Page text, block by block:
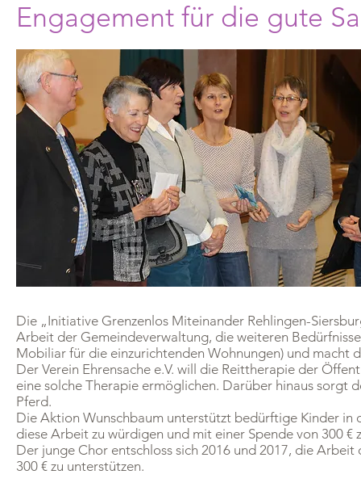
Engagement für die gute
Die „Initiative Grenzenlos Miteinander Rehlingen-
Arbeit der Gemeindeverwaltung, die weiteren
Mobiliar für die einzurichtenden Wohnungen) und macht
Der Verein Ehrensache e.V. will die Reittherapie der
eine solche Therapie ermöglichen. Darüber hinaus sorgt
Pferd.
Die Aktion Wunschbaum unterstützt bedürftige Kinder in
diese Arbeit zu würdigen und mit einer Spende von 300 €
Der junge Chor entschloss sich 2016 und 2017, die
300 € zu unterstützen.